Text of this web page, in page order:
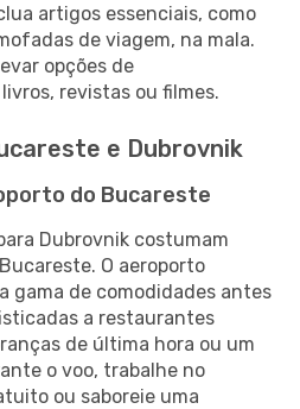
artigos essenciais, como
de viagem, na mala.
opções de
revistas ou filmes.
e Dubrovnik
do Bucareste
Dubrovnik costumam
O aeroporto
gama de comodidades antes
a restaurantes
de última hora ou um
o voo, trabalhe no
ou saboreie uma